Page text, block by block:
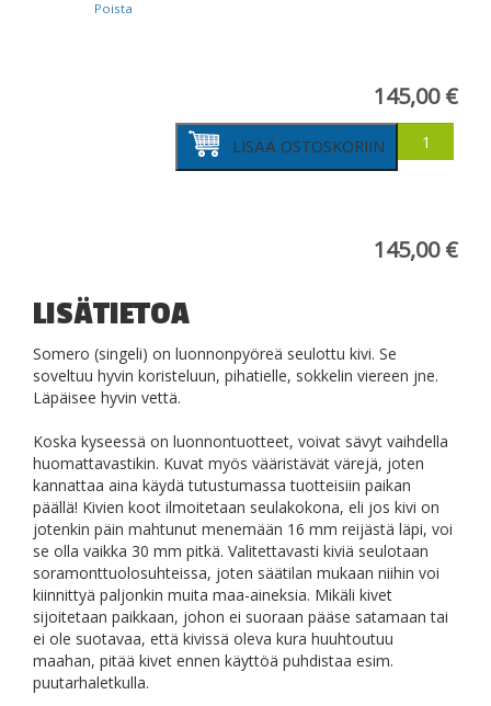
Poista
145,00€
Somero
16mm
LISÄÄ OSTOSKORIIN
145,00€
LISÄTIETOA
Somero (singeli) on luonnonpyöreä seulottu kivi. Se
soveltuu hyvin koristeluun, pihatielle, sokkelin viereen jne.
Läpäisee hyvin vettä.
Koska kyseessä on luonnontuotteet, voivat sävyt vaihdella
huomattavastikin. Kuvat myös vääristävät värejä, joten
kannattaa aina käydä tutustumassa tuotteisiin paikan
päällä! Kivien koot ilmoitetaan seulakokona, eli jos kivi on
jotenkin päin mahtunut menemään 16 mm reijästä läpi, voi
se olla vaikka 30 mm pitkä. Valitettavasti kiviä seulotaan
soramonttuolosuhteissa, joten säätilan mukaan niihin voi
kiinnittyä paljonkin muita maa-aineksia. Mikäli kivet
sijoitetaan paikkaan, johon ei suoraan pääse satamaan tai
ei ole suotavaa, että kivissä oleva kura huuhtoutuu
maahan, pitää kivet ennen käyttöä puhdistaa esim.
puutarhaletkulla.